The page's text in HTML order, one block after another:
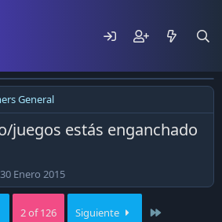
General
juegos estás enganchado
F
e
30 Enero 2015
2 of 126 Siguiente